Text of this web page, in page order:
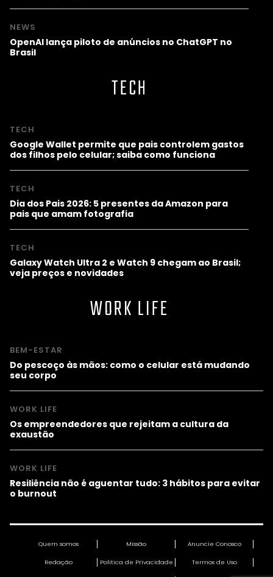
NEWS
OpenAI lança piloto de anúncios no ChatGPT no
Brasil
TECH
TECH
Google Wallet permite que pais controlem gastos
dos filhos pelo celular; saiba como funciona
TECH
Dia dos Pais 2026: 5 presentes da Amazon para
pais que amam fotografia
TECH
Galaxy Watch Ultra 2 e Watch 9 chegam ao Brasil;
veja preços e novidades
WORK LIFE
BEM-ESTAR
Do pescoço às mãos: como o celular está mudando
seu corpo
WORK LIFE
Os empreendedores que rejeitam a cultura da
exaustão
WORK LIFE
Resiliência não é aguentar tudo: 3 hábitos para evitar
o burnout
Quem somos Missão Anuncie Conosco
Redação Política de Privacidade Termos de Uso